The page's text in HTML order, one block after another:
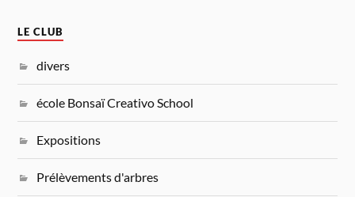
LE CLUB
divers
école Bonsaï Creativo School
Expositions
Prélèvements d'arbres